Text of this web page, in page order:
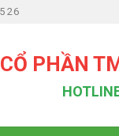
26
PHẦN